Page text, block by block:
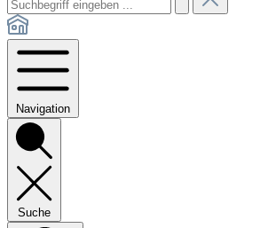
Navigation
Suche